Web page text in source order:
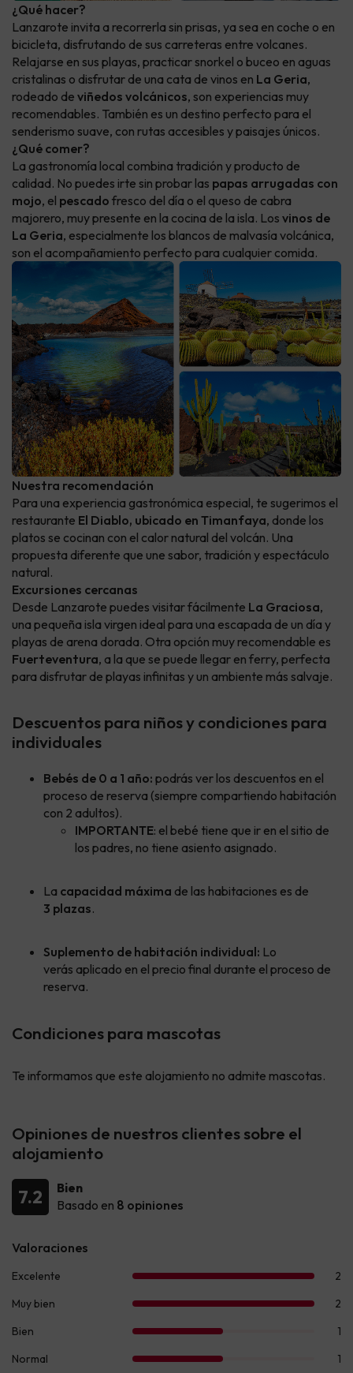
¿Qué hacer?
Lanzarote invita a recorrerla sin prisas, ya sea en coche o en
bicicleta, disfrutando de sus carreteras entre volcanes.
Relajarse en sus playas, practicar snorkel o buceo en aguas
cristalinas o disfrutar de una cata de vinos en La Geria,
rodeado de viñedos volcánicos, son experiencias muy
recomendables. También es un destino perfecto para el
senderismo suave, con rutas accesibles y paisajes únicos.
¿Qué comer?
La gastronomía local combina tradición y producto de
calidad. No puedes irte sin probar las papas arrugadas con
mojo, el pescado fresco del día o el queso de cabra
majorero, muy presente en la cocina de la isla. Los vinos de
La Geria, especialmente los blancos de malvasía volcánica,
son el acompañamiento perfecto para cualquier comida.
Nuestra recomendación
Para una experiencia gastronómica especial, te sugerimos el
restaurante El Diablo, ubicado en Timanfaya, donde los
platos se cocinan con el calor natural del volcán. Una
propuesta diferente que une sabor, tradición y espectáculo
natural.
Excursiones cercanas
Desde Lanzarote puedes visitar fácilmente La Graciosa,
una pequeña isla virgen ideal para una escapada de un día y
playas de arena dorada. Otra opción muy recomendable es
Fuerteventura, a la que se puede llegar en ferry, perfecta
para disfrutar de playas infinitas y un ambiente más salvaje.
Descuentos para niños y condiciones para
individuales
Bebés de 0 a 1 año: podrás ver los descuentos en el
proceso de reserva (siempre compartiendo habitación
con 2 adultos).
IMPORTANTE: el bebé tiene que ir en el sitio de
los padres, no tiene asiento asignado.
La capacidad máxima de las habitaciones es de
3 plazas.
Suplemento de habitación individual: Lo
verás aplicado en el precio final durante el proceso de
reserva.
Condiciones para mascotas
Te informamos que este alojamiento no admite mascotas.
Opiniones de nuestros clientes sobre el
alojamiento
7.2
Bien
Basado en 8 opiniones